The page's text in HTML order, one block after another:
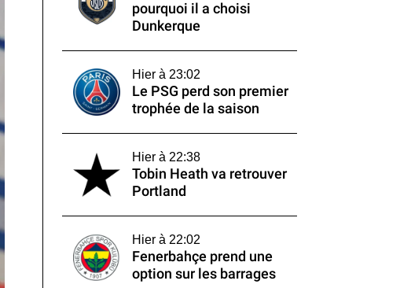
pourquoi il a choisi
Dunkerque
Hier à 23:02
Le PSG perd son premier
trophée de la saison
Hier à 22:38
Tobin Heath va retrouver
Portland
Hier à 22:02
Fenerbahçe prend une
option sur les barrages